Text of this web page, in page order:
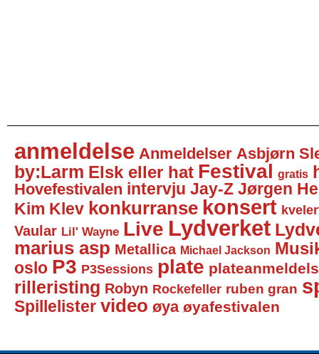
anmeldelse Anmeldelser Asbjørn
by:Larm Elsk eller hat Festival gratis
Hovefestivalen intervju Jay-Z Jørgen
Kim Klev konkurranse konsert
Vaular Lil' Wayne Live Lydverket
marius asp Metallica Michael Jackson
oslo P3 P3Sessions plate
rilleristing Robyn Rockefeller ruben gran
Spillelister video øya øyafestivalen